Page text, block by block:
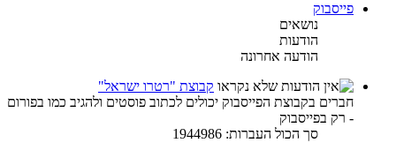
פייסבוק
נושאים
הודעות
הודעה אחרונה
קבוצת "רטרו ישראל"
חברים בקבוצת הפייסבוק יכולים לכתוב פוסטים ולהגיב כמו בפורום
- רק בפייסבוק
סך הכול העברות: 1944986